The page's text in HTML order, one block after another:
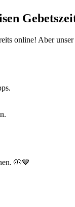
online! Aber
🤲💙